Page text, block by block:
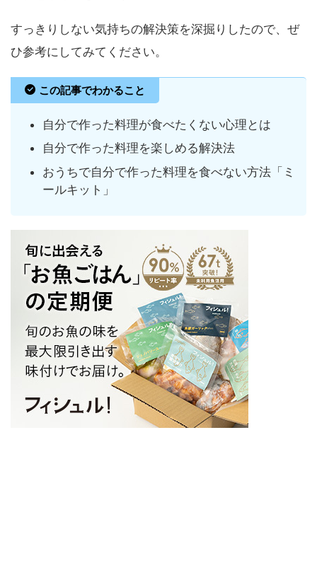
すっきりしない気持ちの解決策を深掘りしたので、ぜ
ひ参考にしてみてください。
この記事でわかること
自分で作った料理が食べたくない心理とは
自分で作った料理を楽しめる解決法
おうちで自分で作った料理を食べない方法「ミ
ールキット」